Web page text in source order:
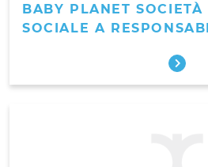
BABY PLANET SOCIETÀ
SOCIALE A